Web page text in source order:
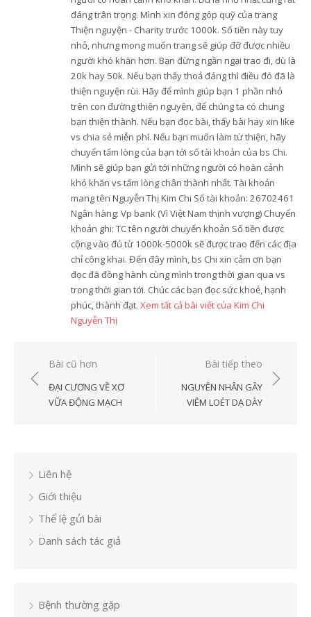
đáng trân trọng. Mình xin đóng góp quỹ của trang
Thiện nguyện - Charity trước 1000k. Số tiền này tuy
nhỏ, nhưng mong muốn trang sẽ giúp đỡ được nhiều
người khó khăn hơn. Bạn đừng ngần ngại trao đi, dù là
20k hay 50k. Nếu bạn thấy thoả đáng thì điều đó đã là
thiện nguyện rùi. Hãy để mình giúp bạn 1 phần nhỏ
trên con đường thiện nguyện, để chúng ta có chung
bạn thiện thành. Nếu bạn đọc bài, thấy bài hay xin like
vs chia sẻ miễn phí. Nếu bạn muốn làm từ thiện, hãy
chuyển tấm lòng của bạn tới số tài khoản của bs Chi.
Mình sẽ giúp bạn gửi tới những người có hoàn cảnh
khó khăn vs tấm lòng chân thành nhất. Tài khoản
mang tên Nguyễn Thị Kim Chi Số tài khoản: 26702461
Ngân hàng: Vp bank (Vì Việt Nam thịnh vượng) Chuyển
khoản ghi: TC tên người chuyển khoản Số tiền được
cộng vào đủ từ 1000k-5000k sẽ được trao đến các địa
chỉ công khai. Đến đây mình, bs Chi xin cảm ơn bạn
đọc đã đồng hành cùng mình trong thời gian qua vs
trong thời gian tới. Chúc các bạn đọc sức khoẻ, hạnh
phúc, thành đạt. Xem tất cả bài viết của Kim Chi
Nguyễn Thị
Điều
hướng
Bài cũ hơn
ĐẠI CƯƠNG VỀ XƠ
VỮA ĐỘNG MẠCH
Bài tiếp theo
NGUYÊN NHÂN GÂY
VIÊM LOÉT DẠ DÀY
Liên hệ
Giới thiệu
Thể lệ gửi bài
Danh sách tác giả
Bệnh thường gặp